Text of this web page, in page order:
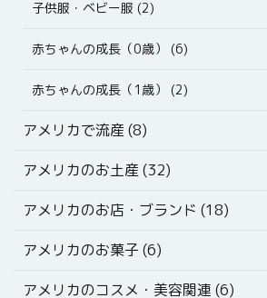
子供服・ベビー服 (2)
赤ちゃんの成長（0歳） (6)
赤ちゃんの成長（1歳） (2)
アメリカで流産 (8)
アメリカのお土産 (32)
アメリカのお店・ブランド (18)
アメリカのお菓子 (6)
アメリカのコスメ・美容関連 (6)